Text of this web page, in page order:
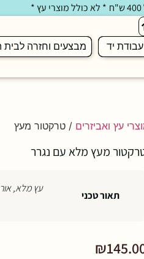
* לא כולל מוצרי עץ *
עבודת יד מבצעים וחזרה
עץ ואביזרים / טרקטור מעץ
מעץ מלא עם נגרר
תאור טכני
עץ מלא, אורך 30 * 15 ורוחב
₪